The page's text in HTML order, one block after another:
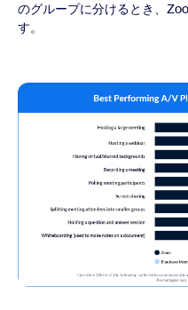
のグループに分けるとき、
す。